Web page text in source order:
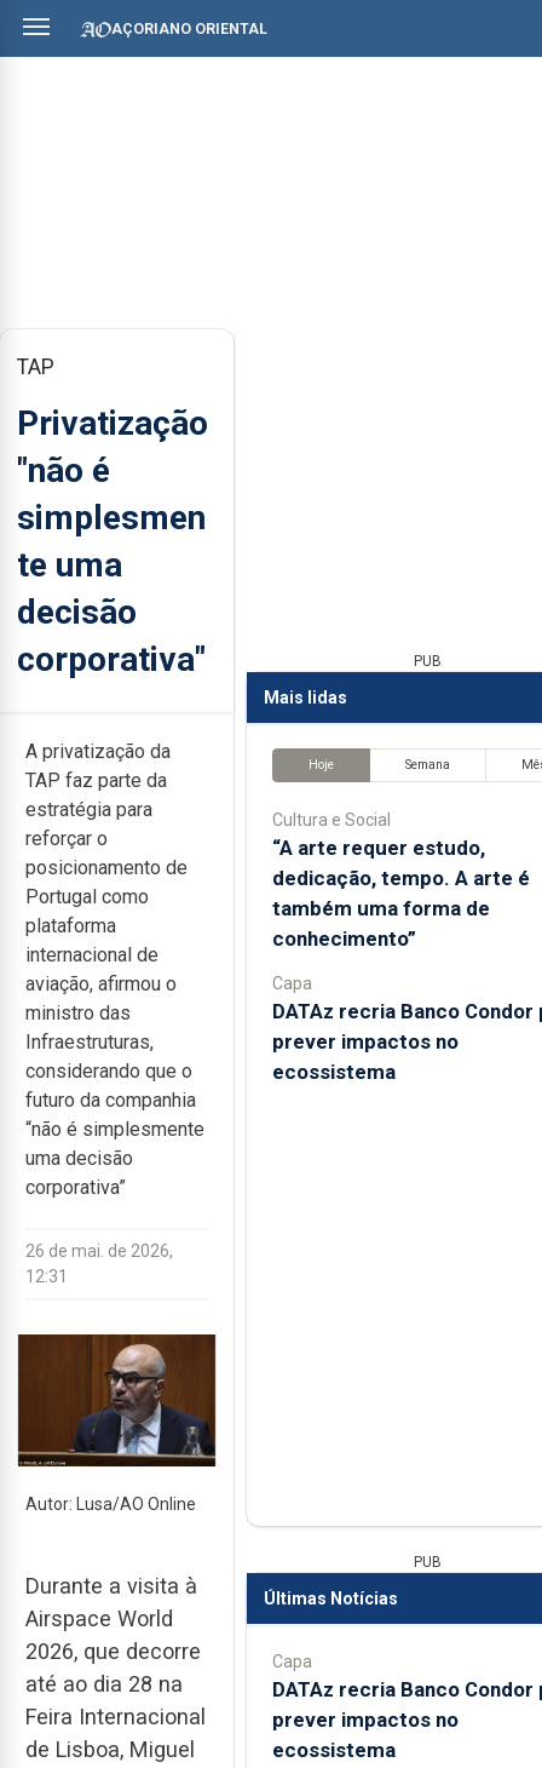
AÇORIANO ORIENTAL
TAP
Privatização
"não é
simplesmen
te uma
decisão
corporativa"
A privatização da
TAP faz parte da
estratégia para
reforçar o
posicionamento de
Portugal como
plataforma
internacional de
aviação, afirmou o
ministro das
Infraestruturas,
considerando que o
futuro da companhia
“não é simplesmente
uma decisão
corporativa”
26 de mai. de 2026,
12:31
Autor: Lusa/AO Online
Durante a visita à
Airspace World
2026, que decorre
até ao dia 28 na
Feira Internacional
de Lisboa, Miguel
PUB
Mais lidas
Hoje Semana
Cultura e Social
“A arte requer estudo,
dedicação, tempo. A arte é
também uma forma de
conhecimento”
Capa
DATAz recria Banco Condor
prever impactos no
ecossistema
PUB
Últimas Notícias
Capa
DATAz recria Banco Condor
prever impactos no
ecossistema